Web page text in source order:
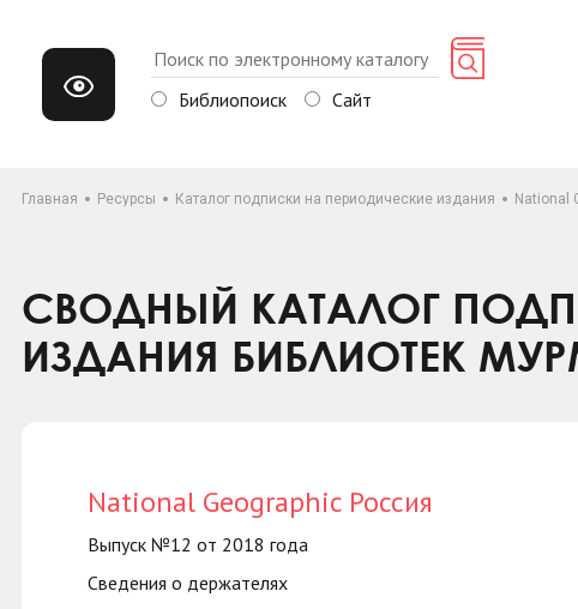
Библиопоиск Сайт
Главная Ресурсы Каталог подписки на периодические издания National
СВОДНЫЙ КАТАЛОГ
ИЗДАНИЯ БИБЛИОТЕК
National Geographic Россия
Выпуск №12 от 2018 года
Сведения о держателях